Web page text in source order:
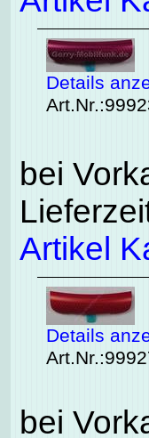
Details
bei
Artikel
Details
bei